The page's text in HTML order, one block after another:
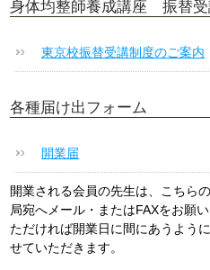
身体均整師養成講座 振替受
東京校振替受講制度のご案内
各種届け出フォーム
開業届
開業される会員の先生は、こちら
局宛へメール・またはFAXをお願
ただければ開業日に間にあうよう
せていただきます。